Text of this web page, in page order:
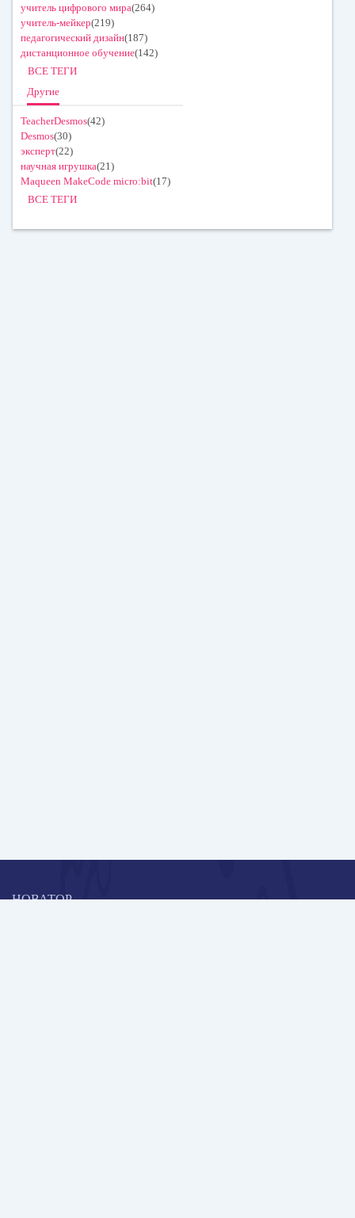
учитель цифрового мира(264)
учитель-мейкер(219)
педагогический дизайн(187)
дистанционное обучение(142)
ВСЕ ТЕГИ
Другие
TeacherDesmos(42)
Desmos(30)
эксперт(22)
научная игрушка(21)
Maqueen MakeCode micro:bit(17)
ВСЕ ТЕГИ
НОВАТОР